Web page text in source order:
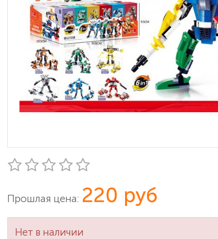
Прошлая цена: 220 руб
Нет в наличии